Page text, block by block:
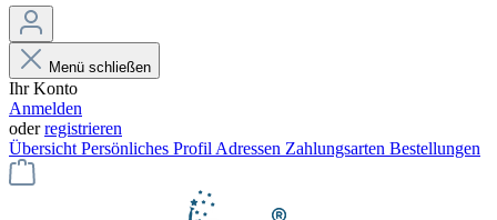
Menü schließen
Ihr Konto
Anmelden
oderregistrieren
Übersicht Persönliches Profil Adressen Zahlungsarten Bestellungen